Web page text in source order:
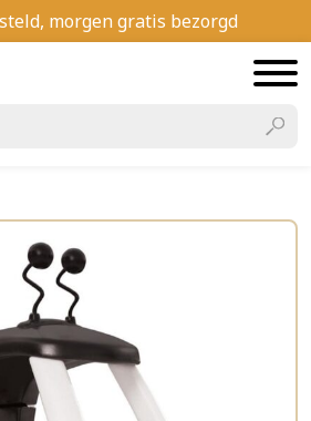
morgen gratis bezorgd